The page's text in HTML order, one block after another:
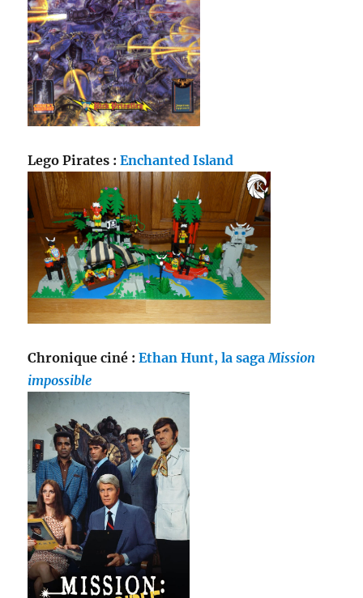
Lego Pirates :Enchanted Island
Chronique ciné :Ethan Hunt, la sagaMission
impossible